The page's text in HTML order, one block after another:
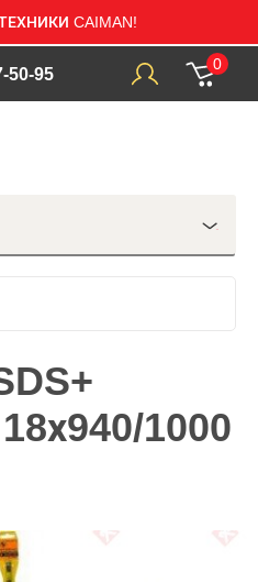
CAIMAN!
50-95
0
1000